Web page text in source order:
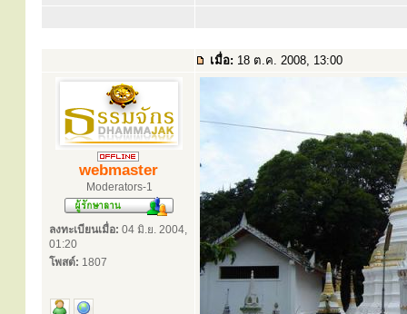
เมื่อ: 18 ต.ค. 2008, 13:00
webmaster
Moderators-1
ลงทะเบียนเมื่อ: 04 มิ.ย. 2004,
01:20
โพสต์: 1807